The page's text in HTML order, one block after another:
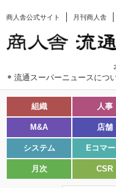
商人舎公式サイト 月刊商人舎
流通スーパーニュースにつ
組織 人事
M&A 店舗
システム Eコマ
月次 CSR